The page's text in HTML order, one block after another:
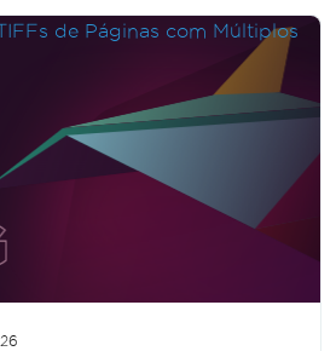
de baixa qualidade em